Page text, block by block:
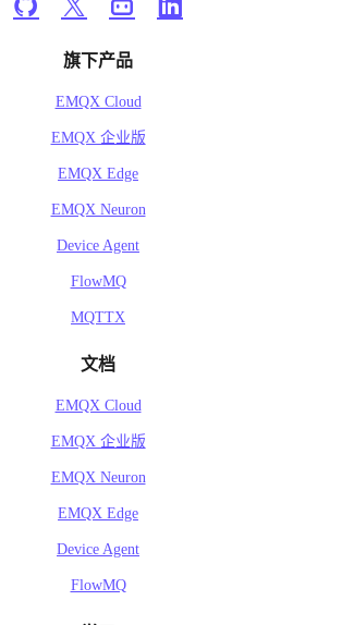
旗下产品
EMQX Cloud
EMQX 企业版
EMQX Edge
EMQX Neuron
Device Agent
FlowMQ
MQTTX
文档
EMQX Cloud
EMQX 企业版
EMQX Neuron
EMQX Edge
Device Agent
FlowMQ